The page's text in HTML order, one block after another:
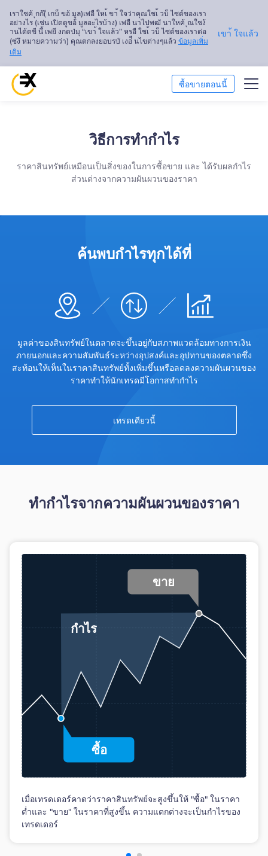
เราใชค้ ุกก้(ี เกบ็ ขอ้ มูล)เพ่อื ใหเ้ ขา้ ใจว่าคุณใชเ้ วบ็ ไซต์ของเรา
อย่างไร (เช่น เปิดดูขอ้ มูลอะไรบ้าง) เพ่อื นาไปพฒั นาใหค้ ุณใชง้
านได้ดขี นึ้ เพยี งกดป่มุ “เขา้ ใจแล้ว” หรอื ใชเ้ วบ็ ไซต์ของเราต่อ
(ซ่งึ หมายความว่า) คุณตกลงยอบรบั เงอ่ื นไขต่างๆแล้ว ข้อมูลเพิ่ม
เติม
เขา้ ใจแล้ว
ซื้อขายตอนนี้
วิธีการทำกำไร
ราคาสินทรัพย์เหมือนเป็นสิ่งของในการซื้อขาย และ ได้รับผลกำไร
ส่วนต่างจากความผันผวนของราคา
ค้นพบกำไรทุกได้ที่
มูลค่าของสินทรัพย์ในตลาดจะขึ้นอยู่กับสภาพแวดล้อมทางการเงิน
ภายนอกและความสัมพันธ์ระหว่างอุปสงค์และอุปทานของตลาดซึ่ง
สะท้อนให้เห็นในราคาสินทรัพย์ทั้งเพิ่มขึ้นหรือลดลงความผันผวนของ
ราคาทำให้นักเทรดมีโอกาสทำกำไร
เทรดเดียวนี้
ทำกำไรจากความผันผวนของราคา
เมื่อเทรดเดอร์คาดว่าราคาสินทรัพย์จะสูงขึ้นให้ "ซื้อ" ในราคา
ต่ำและ "ขาย" ในราคาที่สูงขึ้น ความแตกต่างจะเป็นกำไรของ
เทรดเดอร์